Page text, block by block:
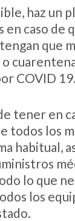
haz un
caso de
que
COVID 19.
tener en
todos los
habitual,
lo que
los